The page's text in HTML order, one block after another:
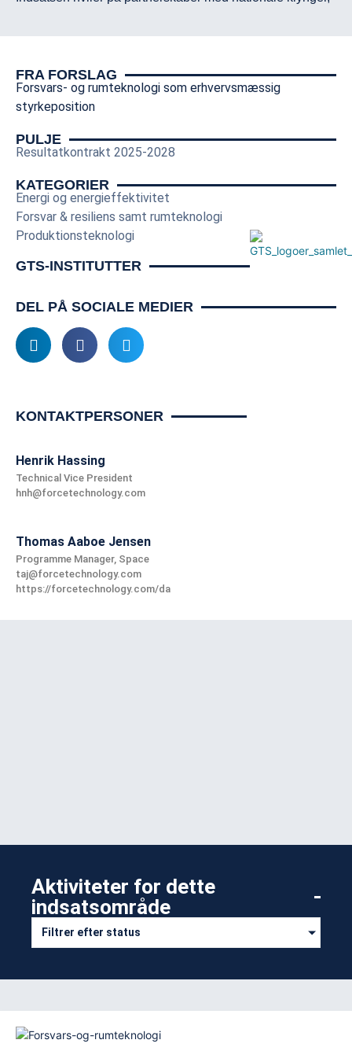
centralt omdrejningspunkt for indsatsen, hvorigennem
samarbejdspartnere finder sted. Gennem samarbejde
med CenSec og NFC, har FORCE Technology et formelt
interface for samarbejde med mange andre aktører i
innovationssystemet. I en international kontekst forventes
EDF at spille en stor rolle.
Resultatkontraktbudget: 6,375 mio. kr. pr. år i perioden
2025-2028.
FRA FORSLAG
Forsvars- og rumteknologi som erhvervsmæssig
styrkeposition
PULJE
Resultatkontrakt 2025-2028
KATEGORIER
Energi og energieffektivitet
Forsvar & resiliens samt rumteknologi
Produktionsteknologi
GTS-INSTITUTTER
DEL PÅ SOCIALE MEDIER
KONTAKTPERSONER
Henrik Hassing
Technical Vice President
hnh@forcetechnology.com
Thomas Aaboe Jensen
Programme Manager, Space
taj@forcetechnology.com
https://forcetechnology.com/da
Aktiviteter for dette
indsatsområde​
Filtrer efter status